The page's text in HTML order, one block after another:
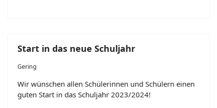
Start in das neue Schuljahr
Gering
Wir wünschen allen Schülerinnen und Schülern einen
guten Start in das Schuljahr 2023/2024!